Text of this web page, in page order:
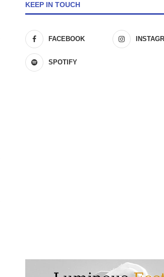
KEEP IN TOUCH
FACEBOOK
SPOTIFY